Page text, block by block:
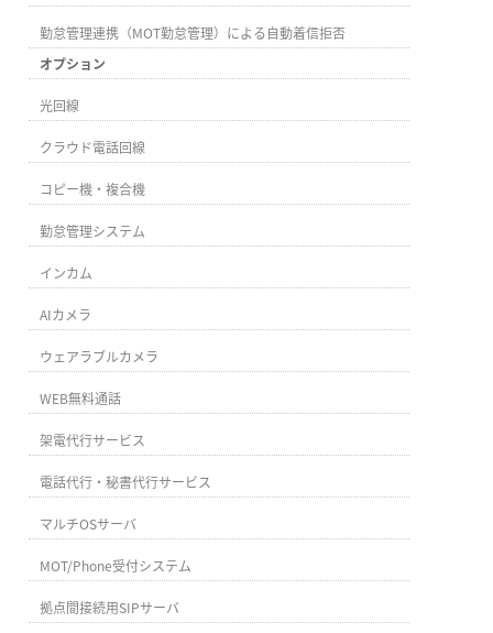
勤怠管理連携（MOT勤怠管理）による自動着信拒否
オプション
光回線
クラウド電話回線
コピー機・複合機
勤怠管理システム
インカム
AIカメラ
ウェアラブルカメラ
WEB無料通話
架電代行サービス
電話代行・秘書代行サービス
マルチOSサーバ
MOT/Phone受付システム
拠点間接続用SIPサーバ